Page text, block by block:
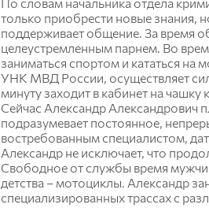
Бухгалтерский учет и
Психология, педагогика
человека
Инженерных
энергетики
Физики и математики
Механизация и
Общеинженерных
Системоэнергетики
Теоретических основ
только приобрести новые знания,
поддерживает общение. За время
целеустремленным парнем. Во
заниматься спортом и кататься на
УНК МВД России, осуществляет
минуту заходит в кабинет на чашку
Сейчас Александр Александрович
подразумевает постоянное,
востребованным специалистом,
Александр не исключает, что
Свободное от службы время
детства – мотоциклы. Александр
специализированных трассах с